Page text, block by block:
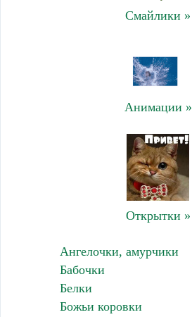
Смайлики »
Анимации »
Открытки »
Ангелочки, амурчики
Бабочки
Белки
Божьи коровки